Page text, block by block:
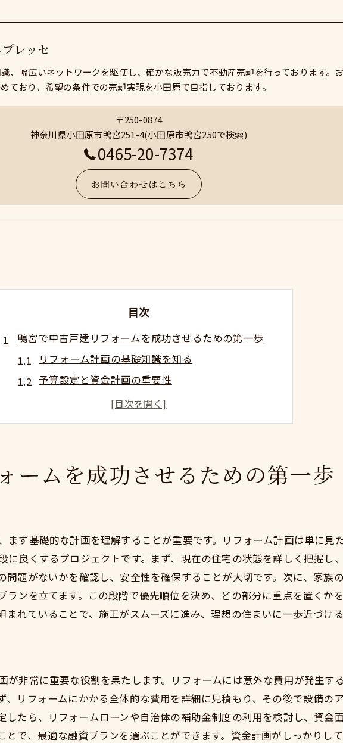
レッセ
、幅広いネットワークを駆使し、確かな販売力で不動産売却を行っております。
ており、希望の条件での売却実現を小田原で目指しております。
〒250-0874
神奈川県小田原市鴨宮251-4(小田原市鴨宮250で検索)
0465-20-7374
お問い合わせはこちら
目次
鴨宮で中古戸建リフォームを成功させるための第一歩
リフォーム計画の基礎知識を知る
予算設定と資金計画の重要性
信頼できるリフォーム業者の選び方
リフォーム前の物件検査ポイント
地元の歴史と文化を活かしたデザイン
歴史と自然が共存する鴨宮で実現する理想のリフォーム
地域の伝統を反映したインテリアデザイン
周辺環境を活かす外構リフォーム
エコフレンドリーなリフォームの実践例
鴨宮ならではの快適な住空間の創造
最新設備導入で暮らしを快適に
収納力を高めるリフォームテクニック
家の機能性を向上させる工夫
リフォームによるエネルギー効率の改善
ームを成功させるための第一歩
まず基礎的な計画を理解することが重要です。リフォーム計画は単に見
に良くするプロジェクトです。まず、現在の住宅の状態を詳しく把握し
題がないかを確認し、安全性を確保することが大切です。次に、家族
ンを立てます。この段階で優先順位を決め、どの部分に重点を置くか
れていることで、施工がスムーズに進み、理想の住まいに一歩近づける
が非常に重要な役割を果たします。リフォームには意外な費用が発生す
、リフォームにかかる全体的な費用を詳細に見積もり、その後で設備の
したら、リフォームローンや自治体の補助金制度の利用を検討し、資金
で、最適な融資プランを選ぶことができます。資金計画がしっかりし